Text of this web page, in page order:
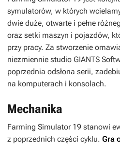
symulatorów, w których
dwie duże, otwarte i pełne
oraz setki maszyn i pojazdów,
przy pracy. Za stworzenie
niezmiennie studio GIANTS
poprzednia odsłona serii,
na komputerach i konsolach.
Mechanika
Farming Simulator 19 stanowi
z poprzednich części cyklu. Gra